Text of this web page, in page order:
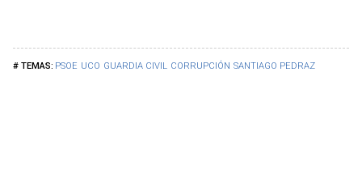
PSOE UCO GUARDIA CIVIL CORRUPCIÓN SANTIAGO PEDRAZ